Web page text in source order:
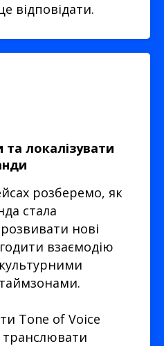
відповідати.
та локалізувати
розберемо, як
стала
нові
взаємодію
Tone of Voice